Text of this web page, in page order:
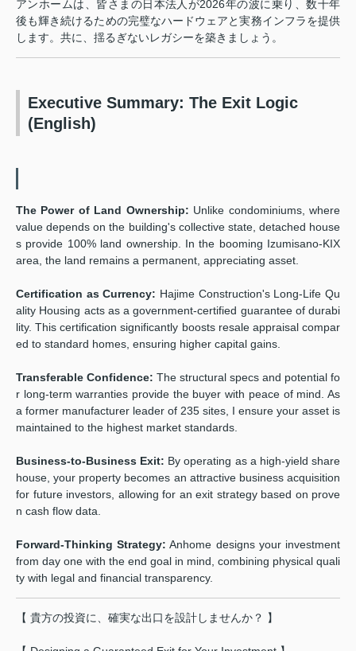
アンホームは、皆さまの日本法人が2026年の波に乗り、数十年
後も輝き続けるための完璧なハードウェアと実務インフラを提供
します。共に、揺るぎないレガシーを築きましょう。
Executive Summary: The Exit Logic
(English)
The Power of Land Ownership: Unlike condominiums, where
value depends on the building's collective state, detached house
s provide 100% land ownership. In the booming Izumisano-KIX
area, the land remains a permanent, appreciating asset.
Certification as Currency: Hajime Construction's Long-Life Qu
ality Housing acts as a government-certified guarantee of durabi
lity. This certification significantly boosts resale appraisal compar
ed to standard homes, ensuring higher capital gains.
Transferable Confidence: The structural specs and potential fo
r long-term warranties provide the buyer with peace of mind. As
a former manufacturer leader of 235 sites, I ensure your asset is
maintained to the highest market standards.
Business-to-Business Exit: By operating as a high-yield share
house, your property becomes an attractive business acquisition
for future investors, allowing for an exit strategy based on prove
n cash flow data.
Forward-Thinking Strategy: Anhome designs your investment
from day one with the end goal in mind, combining physical quali
ty with legal and financial transparency.
【 貴方の投資に、確実な出口を設計しませんか？ 】